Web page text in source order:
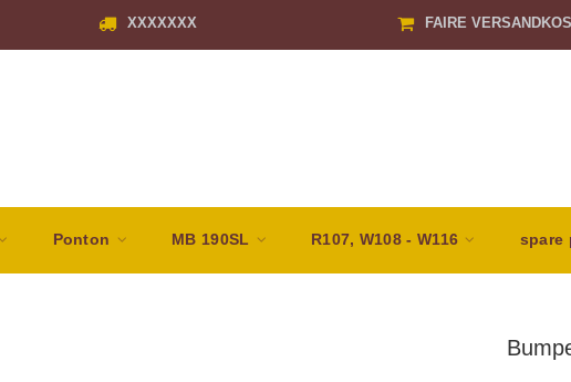
XXXXXXX FAIRE
Ponton MB 190SL R107, W108 - W116 spare